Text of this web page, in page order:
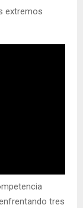
extremos
tres